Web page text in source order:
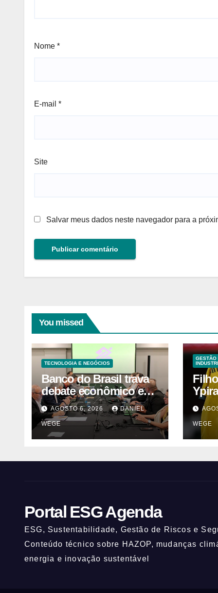
Nome *
E-mail *
Site
Salvar meus dados neste navegador para a
You missed
TECNOLOGIA E NEGÓCIOS
Banco do Brasil trava
debate econômico e
condiciona avanços à
decisão da Fenaban |
Contec Brasil
AGOSTO 6, 2026 DANIEL
WEGE
GESTÃO
WEGE
Portal ESG Agenda
ESG, Sustentabilidade, Gestão de Riscos e
Conteúdo técnico sobre HAZOP, mudanças
energia e inovação sustentável